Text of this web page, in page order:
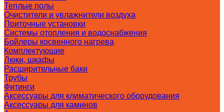
Теплые полы
Очистители и увлажнители воздуха
Приточные установки
Системы отопления и водоснабжения
Бойлеры косвенного нагрева
Комплектующие
Люки, шкафы
Расширительные баки
Трубы
Фитинги
Аксессуары для климатического оборудования
Аксессуары для каминов